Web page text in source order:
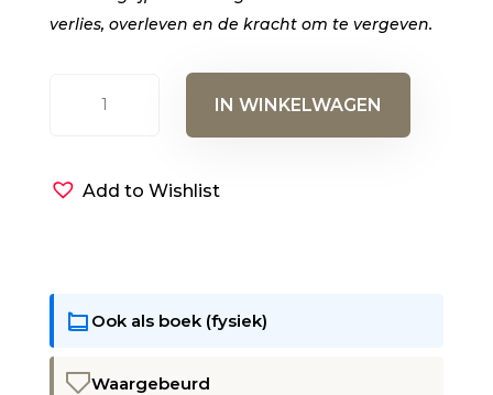
verlies, overleven en de kracht om te vergeven.
(E-
IN WINKELWAGEN
Add to Wishlist
Ook als boek (fysiek)
Waargebeurd